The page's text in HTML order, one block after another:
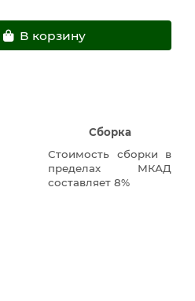
В корзину
Сборка
Стоимость сборки в
пределах МКАД
составляет 8%